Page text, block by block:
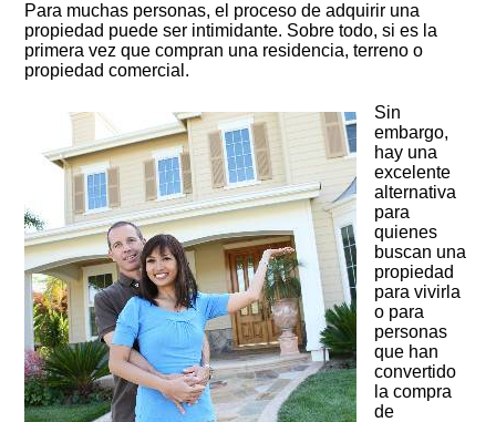
Para muchas personas, el proceso de adquirir una
propiedad puede ser intimidante. Sobre todo, si es la
primera vez que compran una residencia, terreno o
propiedad comercial.
Sin
embargo,
hay una
excelente
alternativa
para
quienes
buscan una
propiedad
para vivirla
o para
personas
que han
convertido
la compra
de